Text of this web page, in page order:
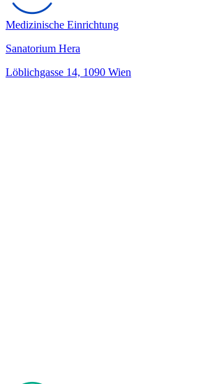
Medizinische Einrichtung
Sanatorium Hera
Löblichgasse 14, 1090 Wien